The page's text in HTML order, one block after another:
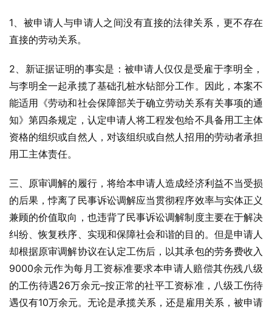
1、被申请人与申请人之间没有直接的法律关系，更不存在
直接的劳动关系。
2、新证据证明的事实是：被申请人仅仅是受雇于李明全，
与李明全一起承揽了基础孔桩水钻部分工作。因此，本案不
能适用《劳动和社会保障部关于确立劳动关系有关事项的通
知》第四条规定，认定申请人将工程发包给不具备用工主体
资格的组织或自然人，对该组织或自然人招用的劳动者承担
用工主体责任。
三、原审调解的履行，将给本申请人造成经济利益不当受损
的后果，悖离了民事诉讼调解应当贯彻程序效率与实体正义
兼顾的价值取向，也违背了民事诉讼调解制度主要在于解决
纠纷、恢复秩序、实现和保障社会和谐的目的。但是申请人
却根据原审调解协议在认定工伤后，以其承包的劳务费收入
9000余元作为每月工资标准要求本申请人赔偿其伤残八级
的工伤待遇26万余元–按正常的社平工资标准，八级工伤待
遇仅有10万余元。无论是承揽关系，还是雇用关系，被申请